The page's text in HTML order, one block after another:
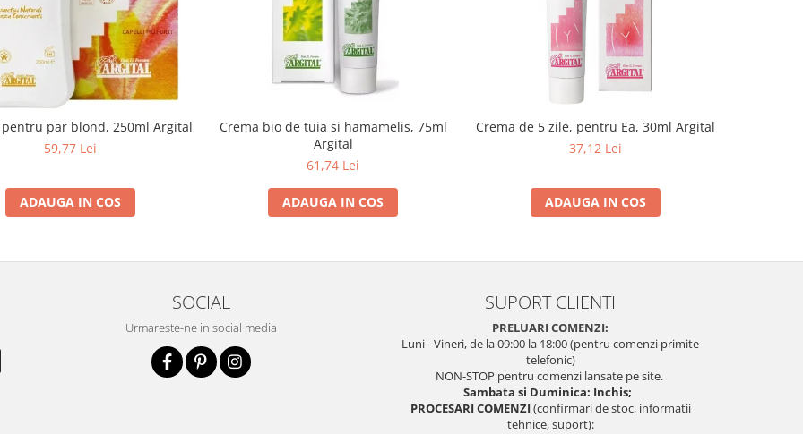
pentru par blond, 250ml Argital
59,77 Lei
ADAUGA IN COS
Crema bio de tuia si hamamelis, 75ml
Argital
61,74 Lei
ADAUGA IN COS
Crema de 5 zile, pentru Ea, 30ml Argital
37,12 Lei
ADAUGA IN COS
SOCIAL
Urmareste-ne in social media
SUPORT CLIENTI
PRELUARI COMENZI:
Luni - Vineri, de la 09:00 la 18:00 (pentru comenzi primite
telefonic)
NON-STOP pentru comenzi lansate pe site.
Sambata si Duminica: Inchis;
PROCESARI COMENZI(confirmari de stoc, informatii
tehnice, suport):